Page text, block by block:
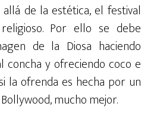
de la estética, el festival
Por ello se debe
de la Diosa haciendo
concha y ofreciendo coco e
la ofrenda es hecha por un
mucho mejor.